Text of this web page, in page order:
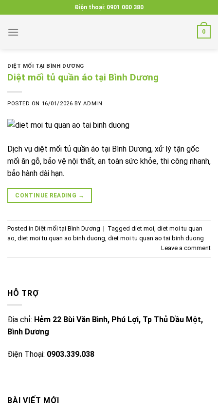
to
content
Điện thoại: 0901 000 380
0
DIỆT MỐI TẠI BÌNH DƯƠNG
Diệt mối tủ quần áo tại Bình Dương
POSTED ON 16/01/2026 BYADMIN
Dịch vụ diệt mối tủ quần áo tại Bình Dương, xử lý tận gốc
mối ăn gỗ, bảo vệ nội thất, an toàn sức khỏe, thi công nhanh,
bảo hành dài hạn.
CONTINUE READING →
Posted in Diệt mối tại Bình Dương | Tagged diet moi, diet moi tu quan
ao, diet moi tu quan ao binh duong, diet moi tu quan ao tai binh duong
Leave a comment
HỖ TRỢ
Địa chỉ: Hẻm 22 Bùi Văn Bình, Phú Lợi, Tp Thủ Dầu Một,
Bình Dương
Điện Thoại: 0903.339.038
BÀI VIẾT MỚI